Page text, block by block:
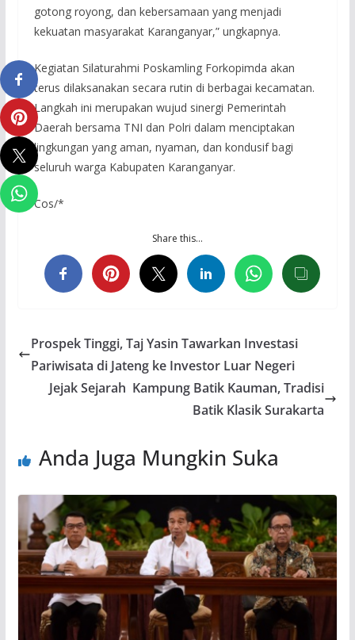
gotong royong, dan kebersamaan yang menjadi
kekuatan masyarakat Karanganyar,” ungkapnya.
Kegiatan Silaturahmi Poskamling Forkopimda akan
terus dilaksanakan secara rutin di berbagai kecamatan.
Langkah ini merupakan wujud sinergi Pemerintah
Daerah bersama TNI dan Polri dalam menciptakan
lingkungan yang aman, nyaman, dan kondusif bagi
seluruh warga Kabupaten Karanganyar.
Cos/*
Share this…
Prospek Tinggi, Taj Yasin Tawarkan Investasi
Pariwisata di Jateng ke Investor Luar Negeri
Jejak Sejarah Kampung Batik Kauman, Tradisi
Batik Klasik Surakarta
Anda Juga Mungkin Suka